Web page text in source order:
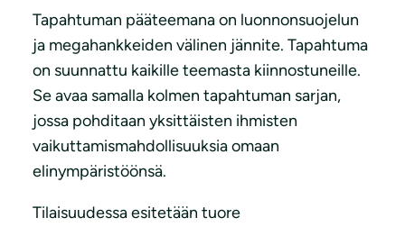
Tapahtuman pääteemana on luonnonsuojelun
ja megahankkeiden välinen jännite. Tapahtuma
on suunnattu kaikille teemasta kiinnostuneille.
Se avaa samalla kolmen tapahtuman sarjan,
jossa pohditaan yksittäisten ihmisten
vaikuttamismahdollisuuksia omaan
elinympäristöönsä.
Tilaisuudessa esitetään tuore